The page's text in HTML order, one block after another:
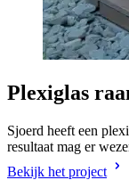
Plexiglas
Sjoerd heeft een
resultaat mag er
Bekijk het project